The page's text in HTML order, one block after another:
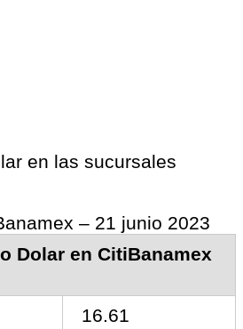
en las sucursales
– 21 junio 2023
Dolar en CitiBanamex
16.61